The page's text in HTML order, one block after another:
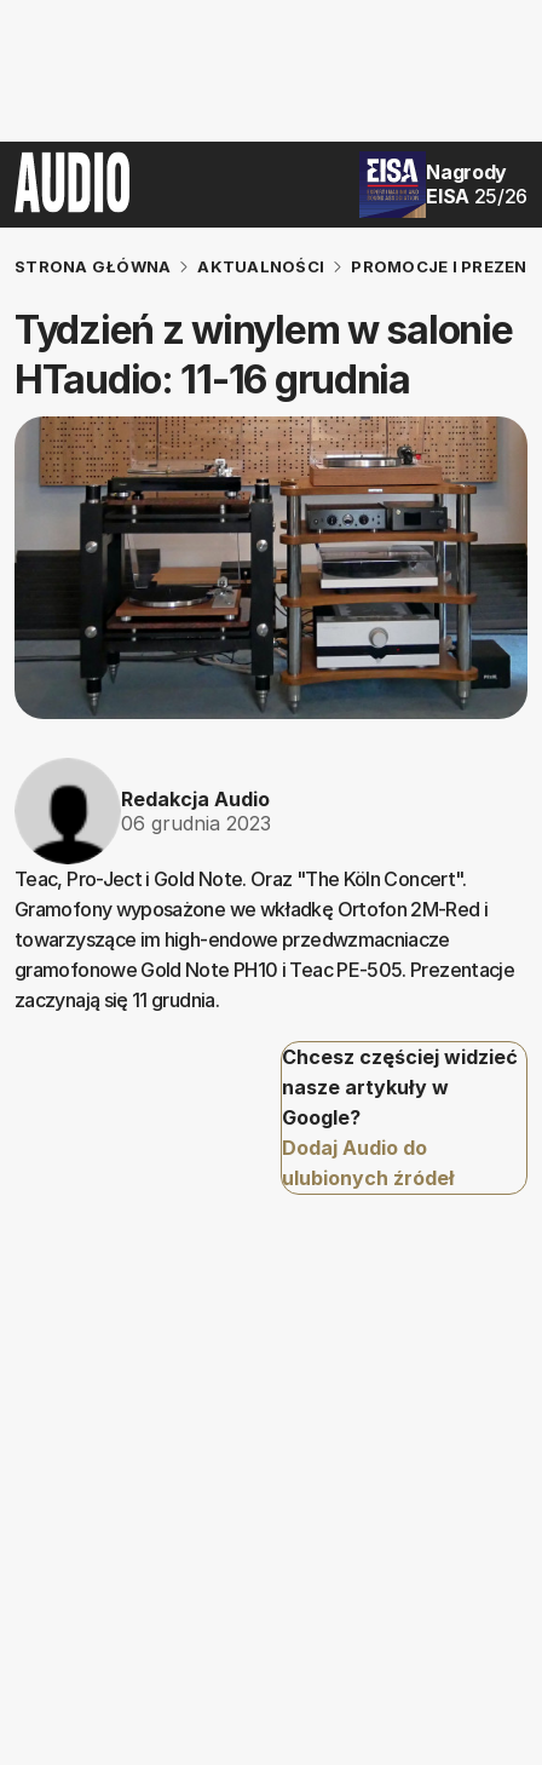
Nagrody
EISA 25/26
STRONA GŁÓWNA AKTUALNOŚCI PROMOCJE I
Tydzień z winylem w salonie
HTaudio: 11-16 grudnia
Redakcja Audio
06 grudnia 2023
Teac, Pro-Ject i Gold Note. Oraz "The Köln Concert".
Gramofony wyposażone we wkładkę Ortofon 2M-Red i
towarzyszące im high-endowe przedwzmacniacze
gramofonowe Gold Note PH10 i Teac PE-505. Prezentacje
zaczynają się 11 grudnia.
Chcesz częściej widzieć
nasze artykuły w
Google?
Dodaj Audio do
ulubionych źródeł